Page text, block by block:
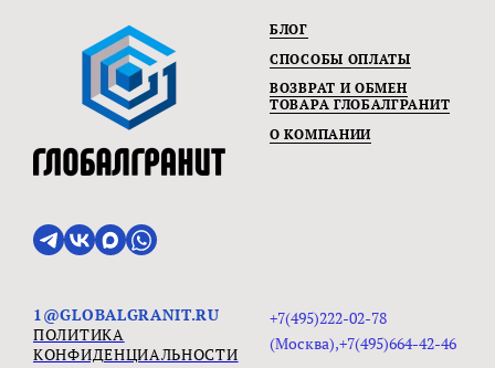
БЛОГ
СПОСОБЫ ОПЛАТЫ
ВОЗВРАТ И ОБМЕН
ТОВАРА ГЛОБАЛГРАНИТ
О КОМПАНИИ
1@GLOBALGRANIT.RU
ПОЛИТИКА
КОНФИДЕНЦИАЛЬНОСТИ
+7(495)222-02-78
(Москва),+7(495)664-42-46